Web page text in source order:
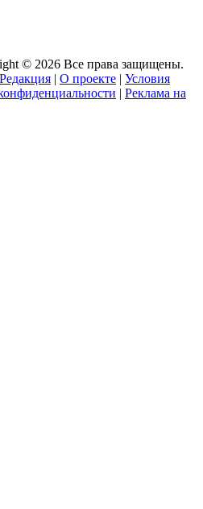
© 2026 Все права защищены.
Редакция | О проекте | Условия
| Реклама на